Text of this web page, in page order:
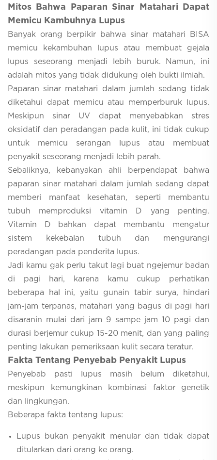
Mitos Bahwa Paparan Sinar Matahari Dapat
Memicu Kambuhnya Lupus
Banyak orang berpikir bahwa sinar matahari BISA
memicu kekambuhan lupus atau membuat gejala
lupus seseorang menjadi lebih buruk. Namun, ini
adalah mitos yang tidak didukung oleh bukti ilmiah.
Paparan sinar matahari dalam jumlah sedang tidak
diketahui dapat memicu atau memperburuk lupus.
Meskipun sinar UV dapat menyebabkan stres
oksidatif dan peradangan pada kulit, ini tidak cukup
untuk memicu serangan lupus atau membuat
penyakit seseorang menjadi lebih parah.
Sebaliknya, kebanyakan ahli berpendapat bahwa
paparan sinar matahari dalam jumlah sedang dapat
memberi manfaat kesehatan, seperti membantu
tubuh memproduksi vitamin D yang penting.
Vitamin D bahkan dapat membantu mengatur
sistem kekebalan tubuh dan mengurangi
peradangan pada penderita lupus.
Jadi kamu gak perlu takut lagi buat ngejemur badan
di pagi hari, karena kamu cukup perhatikan
beberapa hal ini, yaitu gunain tabir surya, hindari
jam-jam terpanas, matahari yang bagus di pagi hari
disaranin mulai dari jam 9 sampe jam 10 pagi dan
durasi berjemur cukup 15-20 menit, dan yang paling
penting lakukan pemeriksaan kulit secara teratur.
Fakta Tentang Penyebab Penyakit Lupus
Penyebab pasti lupus masih belum diketahui,
meskipun kemungkinan kombinasi faktor genetik
dan lingkungan.
Beberapa fakta tentang lupus:
Lupus bukan penyakit menular dan tidak dapat
ditularkan dari orang ke orang.